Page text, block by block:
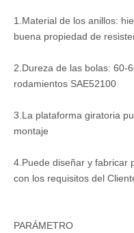
1.Material de los anillos:
buena propiedad de
2.Dureza de las bolas: 60-
rodamientos SAE52100
3.La plataforma giratoria
montaje
4.Puede diseñar y fabricar
con los requisitos del
PARÁMETRO